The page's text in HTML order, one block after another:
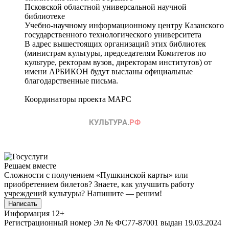
Псковской областной универсальной научной
библиотеке
Учебно-научному информационному центру Казанского
государственного технологического университета
В адрес вышестоящих организаций этих библиотек
(министрам культуры, председателям Комитетов по
культуре, ректорам вузов, директорам институтов) от
имени АРБИКОН будут высланы официальные
благодарственные письма.
Координаторы проекта МАРС
Решаем вместе
Сложности с получением «Пушкинской карты» или
приобретением билетов? Знаете, как улучшить работу
учреждений культуры? Напишите — решим!
Написать
Информация 12+
Регистрационный номер Эл № ФС77-87001 выдан 19.03.2024